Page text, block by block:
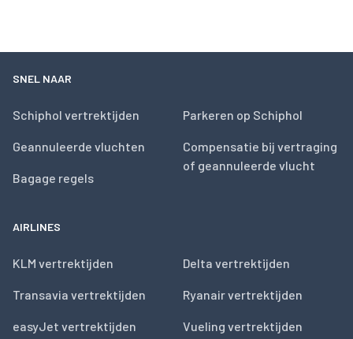
SNEL NAAR
Schiphol vertrektijden
Geannuleerde vluchten
Bagage regels
Parkeren op Schiphol
Compensatie bij vertraging
of geannuleerde vlucht
AIRLINES
KLM vertrektijden
Transavia vertrektijden
easyJet vertrektijden
Delta vertrektijden
Ryanair vertrektijden
Vueling vertrektijden